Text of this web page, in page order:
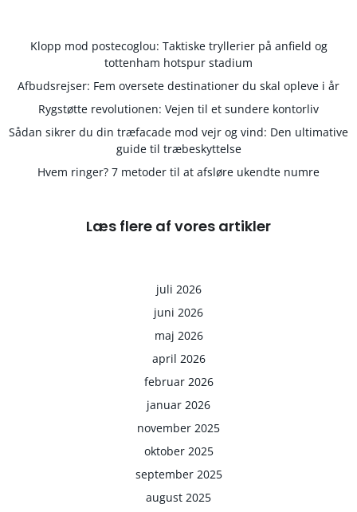
Klopp mod postecoglou: Taktiske tryllerier på anfield og
tottenham hotspur stadium
Afbudsrejser: Fem oversete destinationer du skal opleve i år
Rygstøtte revolutionen: Vejen til et sundere kontorliv
Sådan sikrer du din træfacade mod vejr og vind: Den ultimative
guide til træbeskyttelse
Hvem ringer? 7 metoder til at afsløre ukendte numre
Læs flere af vores artikler
juli 2026
juni 2026
maj 2026
april 2026
februar 2026
januar 2026
november 2025
oktober 2025
september 2025
august 2025